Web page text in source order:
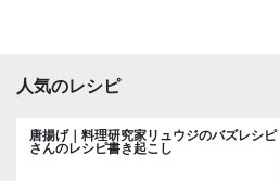
人気のレシピ
唐揚げ｜料理研究家リュウジのバズレシピ
さんのレシピ書き起こし